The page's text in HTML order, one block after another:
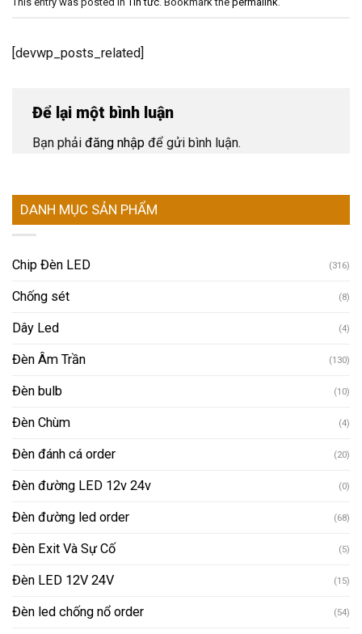
[devwp_posts_related]
Để lại một bình luận
Bạn phải đăng nhập để gửi bình luận.
DANH MỤC SẢN PHẨM
Chip Đèn LED (316)
Chống sét (8)
Dây Led (4)
Đèn Âm Trần (130)
Đèn bulb (10)
Đèn Chùm (4)
Đèn đánh cá order (20)
Đèn đường LED 12v 24v (0)
Đèn đường led order (68)
Đèn Exit Và Sự Cố (5)
Đèn LED 12V 24V (15)
Đèn led chống nổ order (54)